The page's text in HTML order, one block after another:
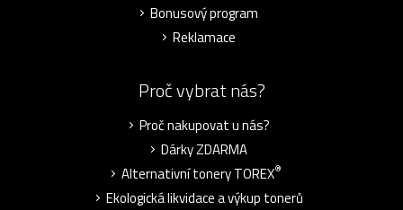
Bonusový program
Reklamace
Proč vybrat nás?
Proč nakupovat u nás?
Dárky ZDARMA
Alternativní tonery TOREX®
Ekologická likvidace a výkup tonerů